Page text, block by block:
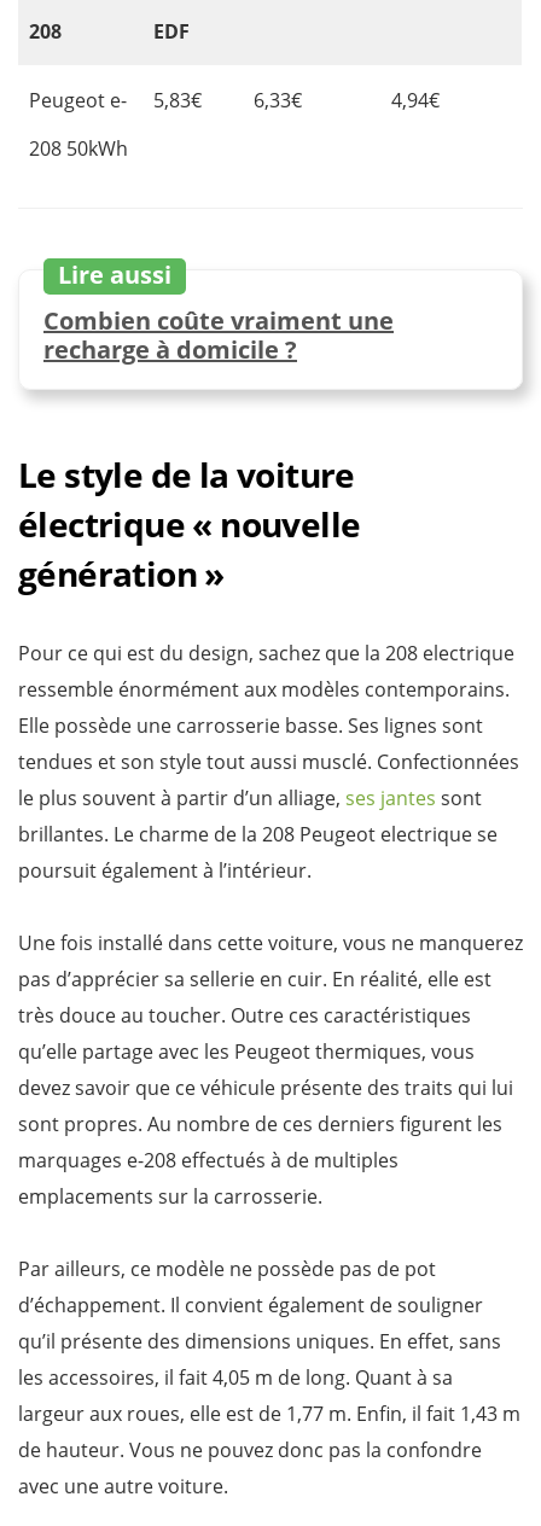
208 EDF
Peugeot e-
208 50kWh
5,83€ 6,33€ 4,94€
Lire aussi
Combien coûte vraiment une
recharge à domicile ?
Le style de la voiture
électrique « nouvelle
génération »
Pour ce qui est du design, sachez que la 208 electrique
ressemble énormément aux modèles contemporains.
Elle possède une carrosserie basse. Ses lignes sont
tendues et son style tout aussi musclé. Confectionnées
le plus souvent à partir d’un alliage, ses jantes sont
brillantes. Le charme de la 208 Peugeot electrique se
poursuit également à l’intérieur.
Une fois installé dans cette voiture, vous ne manquerez
pas d’apprécier sa sellerie en cuir. En réalité, elle est
très douce au toucher. Outre ces caractéristiques
qu’elle partage avec les Peugeot thermiques, vous
devez savoir que ce véhicule présente des traits qui lui
sont propres. Au nombre de ces derniers figurent les
marquages e-208 effectués à de multiples
emplacements sur la carrosserie.
Par ailleurs, ce modèle ne possède pas de pot
d’échappement. Il convient également de souligner
qu’il présente des dimensions uniques. En effet, sans
les accessoires, il fait 4,05 m de long. Quant à sa
largeur aux roues, elle est de 1,77 m. Enfin, il fait 1,43 m
de hauteur. Vous ne pouvez donc pas la confondre
avec une autre voiture.